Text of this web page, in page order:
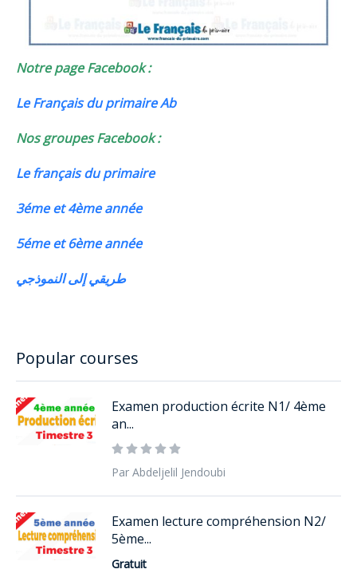
Notre page Facebook :
Le Français du primaire Ab
Nos groupes Facebook :
Le français du primaire
3éme et 4ème année
5éme et 6ème année
طريقي إلى النموذجي
Popular courses
Examen production écrite N1/ 4ème
an...
Par Abdeljelil Jendoubi
Examen lecture compréhension N2/
5ème...
Gratuit